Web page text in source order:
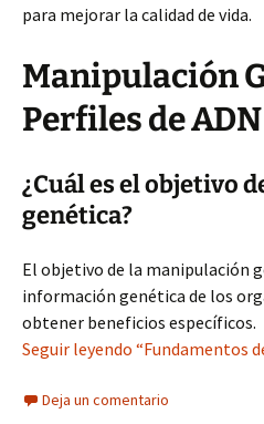
para mejorar la calidad de vida.
Manipulación
Perfiles de ADN
¿Cuál es el objetivo
genética?
El objetivo de la manipulación
información genética de los
obtener beneficios específicos.
Seguir leyendo “Fundamentos
Deja un comentario